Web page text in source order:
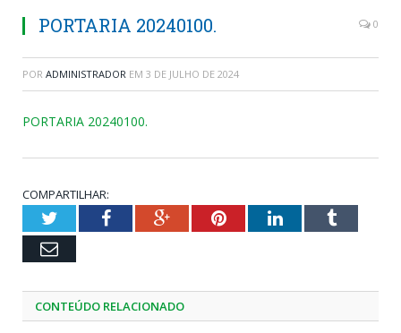
PORTARIA 20240100. 0
POR ADMINISTRADOR EM 3 DE JULHO DE 2024
PORTARIA 20240100.
COMPARTILHAR:
TwitterFacebookGoogle+PinterestLinkedInTumblr
Email
CONTEÚDO RELACIONADO